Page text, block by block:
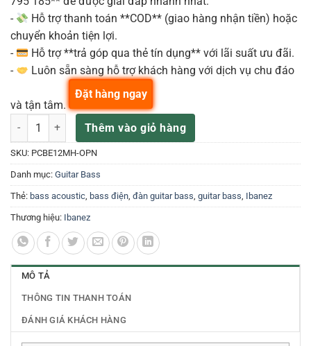
-
Hỗ trợ thanh toán **COD** (giao hàng nhận tiền) hoặc
chuyển khoản tiện lợi.
-
Hỗ trợ **trả góp qua thẻ tín dụng** với lãi suất ưu đãi.
-
Luôn sẵn sàng hỗ trợ khách hàng với dịch vụ chu đáo
và tận tâm.
Ibanez PCBE12MH-OPN bass acoustic 4 dây mahogany, EQ/tuner
Thêm vào giỏ hàng
Đặt hàng ngay
SKU: PCBE12MH-OPN
Danh mục: Guitar Bass
Thẻ: bass acoustic, bass điện, đàn guitar bass, guitar bass, Ibanez
Thương hiệu: Ibanez
MÔ TẢ
THÔNG TIN THANH TOÁN
ĐÁNH GIÁ KHÁCH HÀNG